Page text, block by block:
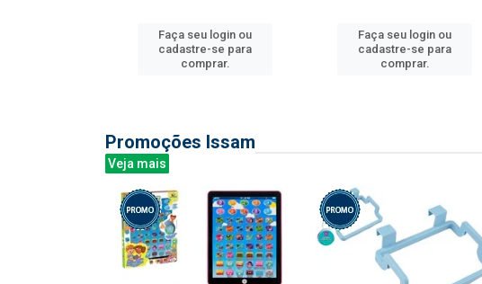
Faça seu login ou
cadastre-se para
comprar.
Faça seu login ou
cadastre-se para
comprar.
Promoções Issam
Veja mais